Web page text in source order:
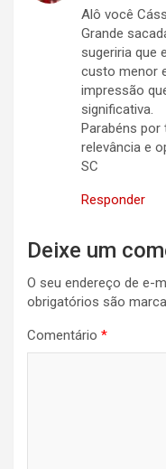
Alô você
Grande
sugeriria que
custo menor
impressão
significativa.
Parabéns por
relevância e
SC
Responder
Deixe um
O seu endereço de e-
obrigatórios são
Comentário *